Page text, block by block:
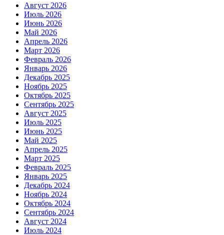
Август 2026
Июль 2026
Июнь 2026
Май 2026
Апрель 2026
Март 2026
Февраль 2026
Январь 2026
Декабрь 2025
Ноябрь 2025
Октябрь 2025
Сентябрь 2025
Август 2025
Июль 2025
Июнь 2025
Май 2025
Апрель 2025
Март 2025
Февраль 2025
Январь 2025
Декабрь 2024
Ноябрь 2024
Октябрь 2024
Сентябрь 2024
Август 2024
Июль 2024